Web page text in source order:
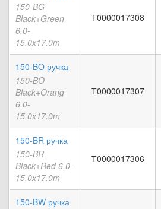
150-BG
Black+Green
6.0-
15.0x17.0m
Т0000017308
150-BO ручка
150-BO
Black+Orang
6.0-
15.0x17.0m
Т0000017307
150-BR ручка
150-BR
Black+Red 6.0-
15.0x17.0m
Т0000017306
150-BW ручка